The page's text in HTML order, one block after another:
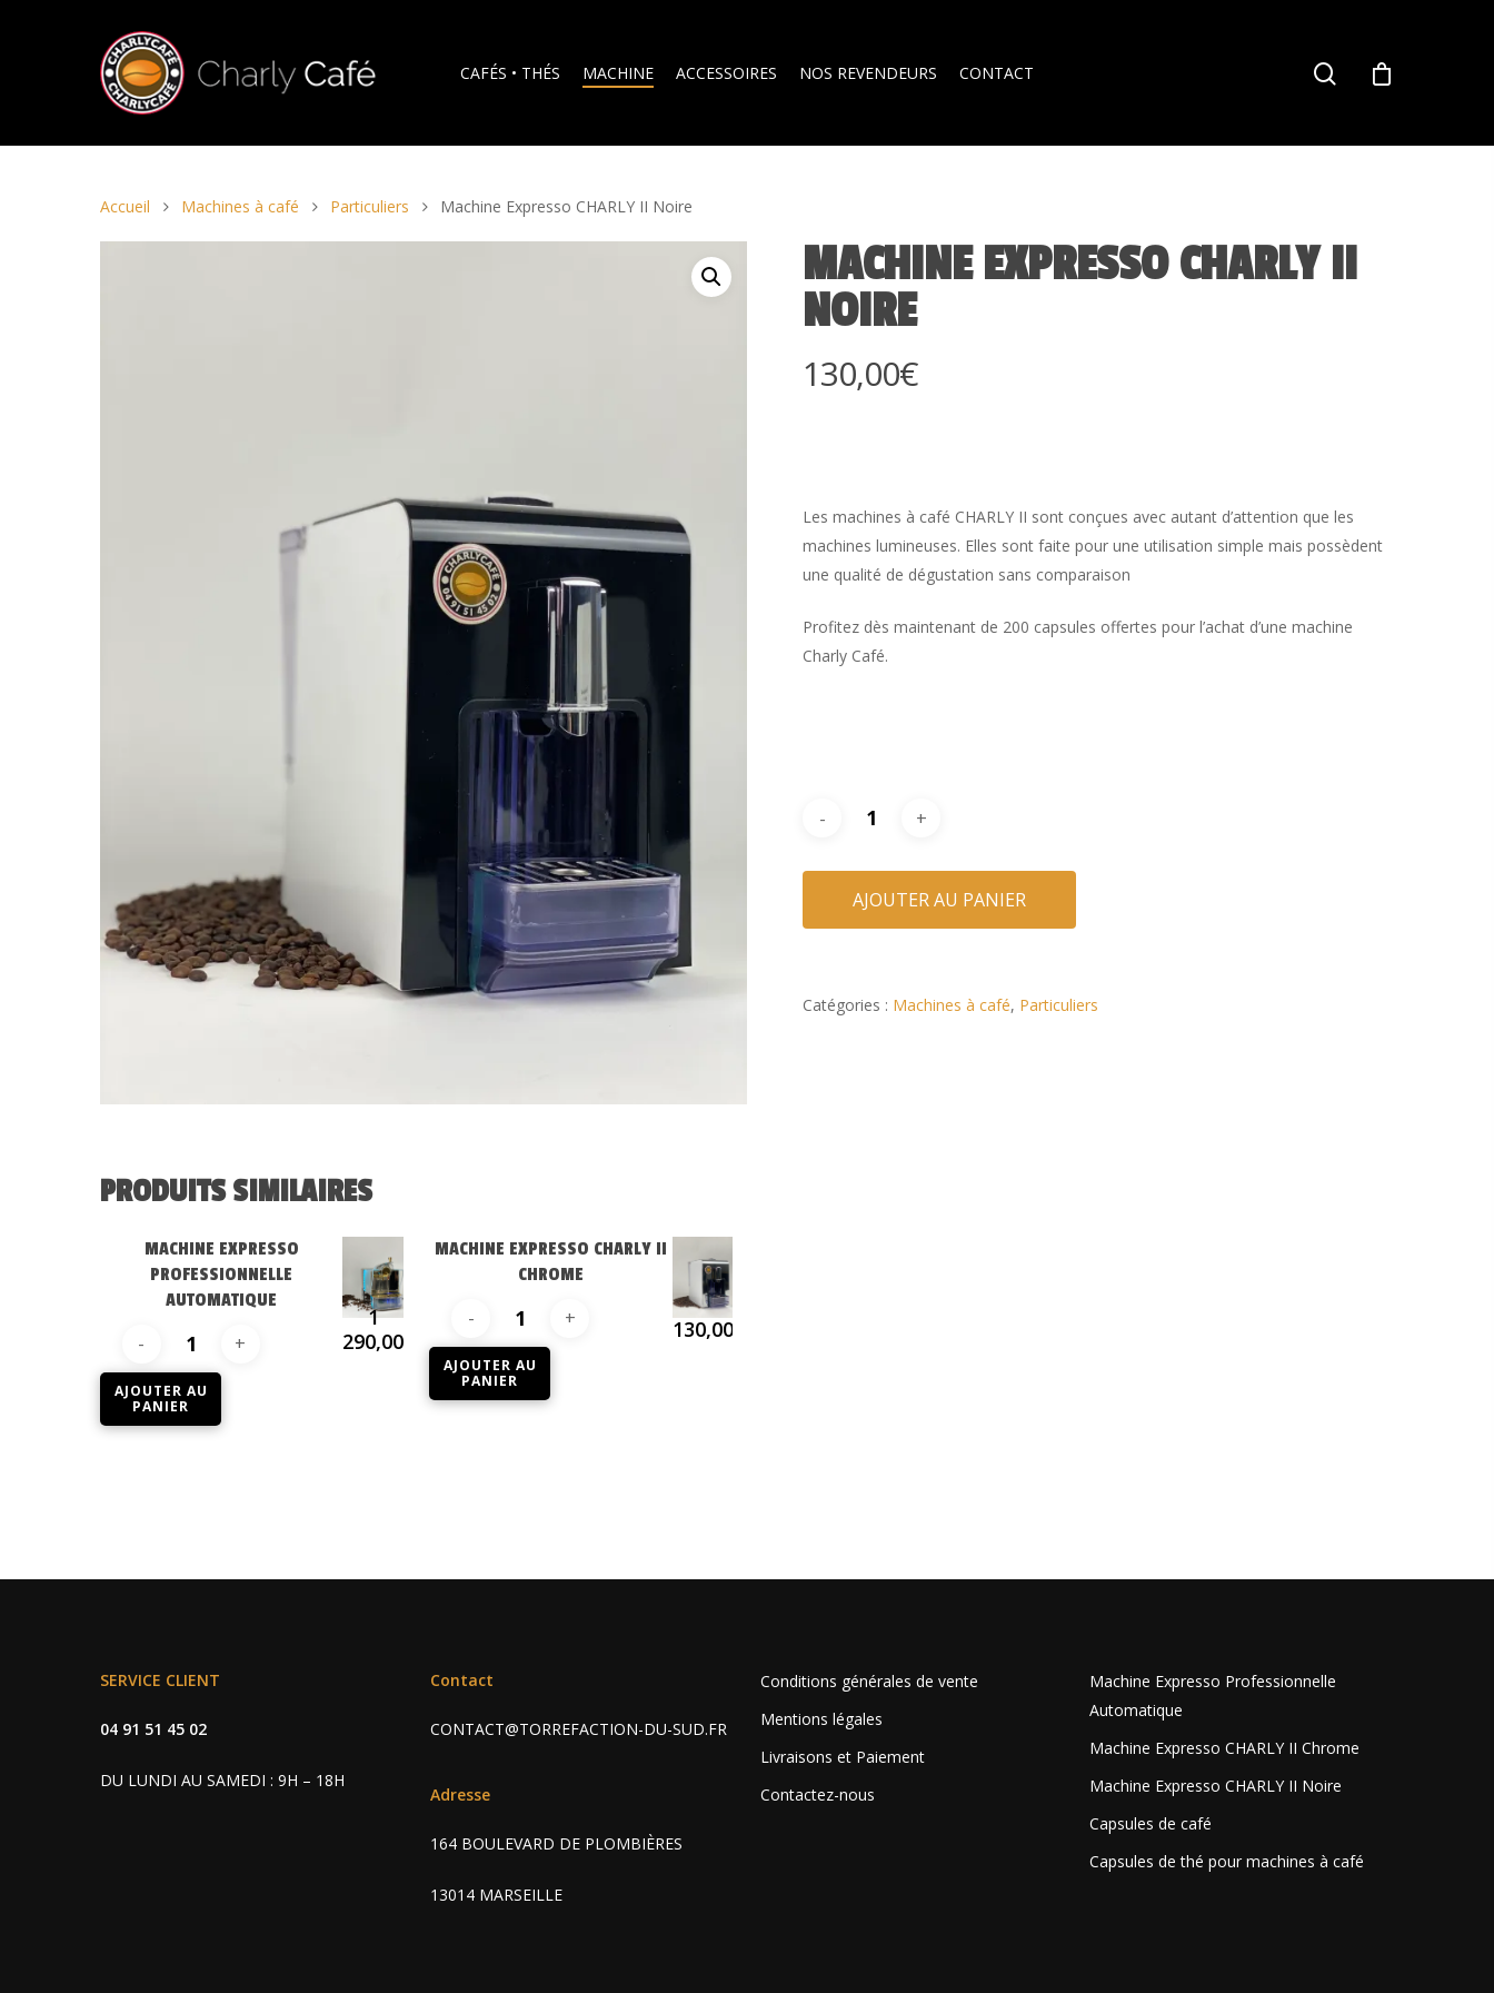
CAFÉS • THÉS MACHINE ACCESSOIRES NOS REVENDEURS CONTACT
Accueil Machines à café Particuliers Machine Expresso CHARLY II Noire
MACHINE EXPRESSO CHARLY II
NOIRE
130,00€
Les machines à café CHARLY II sont conçues avec autant d’attention que les
machines lumineuses. Elles sont faite pour une utilisation simple mais possèdent
une qualité de dégustation sans comparaison
Profitez dès maintenant de 200 capsules offertes pour l’achat d’une machine
Charly Café.
AJOUTER AU PANIER
Catégories : Machines à café, Particuliers
PRODUITS SIMILAIRES
1
290,00
MACHINE EXPRESSO
PROFESSIONNELLE
AUTOMATIQUE
AJOUTER AU
PANIER
130,00
MACHINE EXPRESSO CHARLY II
CHROME
AJOUTER AU
PANIER
SERVICE CLIENT
04 91 51 45 02
DU LUNDI AU SAMEDI : 9H – 18H
Contact
CONTACT@TORREFACTION-DU-SUD.FR
Adresse
164 BOULEVARD DE PLOMBIÈRES
13014 MARSEILLE
Conditions générales de vente
Mentions légales
Livraisons et Paiement
Contactez-nous
Machine Expresso Professionnelle
Automatique
Machine Expresso CHARLY II Chrome
Machine Expresso CHARLY II Noire
Capsules de café
Capsules de thé pour machines à café